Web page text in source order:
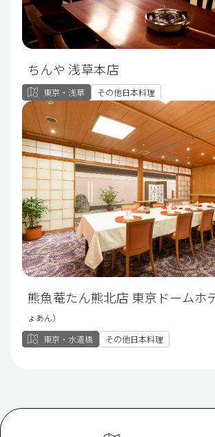
ちんや 浅草本店
東京・浅草 その他日本料理
熊魚菴たん熊北店 東京ドームホ
ょあん）
東京・水道橋
その他日本料理